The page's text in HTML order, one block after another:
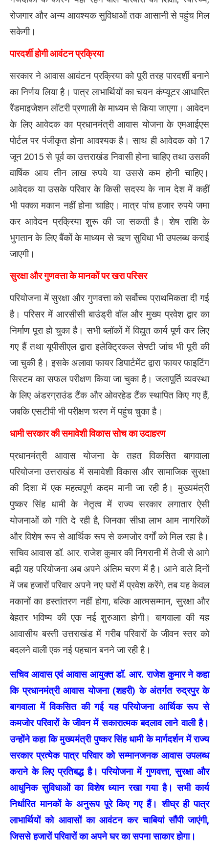
रोजगार और अन्य आवश्यक सुविधाओं तक आसानी से पहुंच मिल
सकेगी।
पारदर्शी होगी आवंटन प्रक्रिया
सरकार ने आवास आवंटन प्रक्रिया को पूरी तरह पारदर्शी बनाने
का निर्णय लिया है। पात्र लाभार्थियों का चयन कंप्यूटर आधारित
रैंडमाइजेशन लॉटरी प्रणाली के माध्यम से किया जाएगा। आवेदन
के लिए आवेदक का प्रधानमंत्री आवास योजना के एमआईएस
पोर्टल पर पंजीकृत होना आवश्यक है। साथ ही आवेदक को 17
जून 2015 से पूर्व का उत्तराखंड निवासी होना चाहिए तथा उसकी
वार्षिक आय तीन लाख रुपये या उससे कम होनी चाहिए।
आवेदक या उसके परिवार के किसी सदस्य के नाम देश में कहीं
भी पक्का मकान नहीं होना चाहिए। मात्र पांच हजार रुपये जमा
कर आवेदन प्रक्रिया शुरू की जा सकती है। शेष राशि के
भुगतान के लिए बैंकों के माध्यम से ऋण सुविधा भी उपलब्ध कराई
जाएगी।
सुरक्षा और गुणवत्ता के मानकों पर खरा परिसर
परियोजना में सुरक्षा और गुणवत्ता को सर्वोच्च प्राथमिकता दी गई
है। परिसर में आरसीसी बाउंड्री वॉल और मुख्य प्रवेश द्वार का
निर्माण पूरा हो चुका है। सभी ब्लॉकों में विद्युत कार्य पूर्ण कर लिए
गए हैं तथा यूपीसीएल द्वारा इलेक्ट्रिकल सेफ्टी जांच भी पूरी की
जा चुकी है। इसके अलावा फायर डिपार्टमेंट द्वारा फायर फाइटिंग
सिस्टम का सफल परीक्षण किया जा चुका है। जलापूर्ति व्यवस्था
के लिए अंडरग्राउंड टैंक और ओवरहेड टैंक स्थापित किए गए हैं,
जबकि एसटीपी भी परीक्षण चरण में पहुंच चुका है।
धामी सरकार की समावेशी विकास सोच का उदाहरण
प्रधानमंत्री आवास योजना के तहत विकसित बागवाला
परियोजना उत्तराखंड में समावेशी विकास और सामाजिक सुरक्षा
की दिशा में एक महत्वपूर्ण कदम मानी जा रही है। मुख्यमंत्री
पुष्कर सिंह धामी के नेतृत्व में राज्य सरकार लगातार ऐसी
योजनाओं को गति दे रही है, जिनका सीधा लाभ आम नागरिकों
और विशेष रूप से आर्थिक रूप से कमजोर वर्गों को मिल रहा है।
सचिव आवास डॉ. आर. राजेश कुमार की निगरानी में तेजी से आगे
बढ़ी यह परियोजना अब अपने अंतिम चरण में है। आने वाले दिनों
में जब हजारों परिवार अपने नए घरों में प्रवेश करेंगे, तब यह केवल
मकानों का हस्तांतरण नहीं होगा, बल्कि आत्मसम्मान, सुरक्षा और
बेहतर भविष्य की एक नई शुरुआत होगी। बागवाला की यह
आवासीय बस्ती उत्तराखंड में गरीब परिवारों के जीवन स्तर को
बदलने वाली एक नई पहचान बनने जा रही है।
सचिव आवास एवं आवास आयुक्त डॉ. आर. राजेश कुमार ने कहा
कि प्रधानमंत्री आवास योजना (शहरी) के अंतर्गत रुद्रपुर के
बागवाला में विकसित की गई यह परियोजना आर्थिक रूप से
कमजोर परिवारों के जीवन में सकारात्मक बदलाव लाने वाली है।
उन्होंने कहा कि मुख्यमंत्री पुष्कर सिंह धामी के मार्गदर्शन में राज्य
सरकार प्रत्येक पात्र परिवार को सम्मानजनक आवास उपलब्ध
कराने के लिए प्रतिबद्ध है। परियोजना में गुणवत्ता, सुरक्षा और
आधुनिक सुविधाओं का विशेष ध्यान रखा गया है। सभी कार्य
निर्धारित मानकों के अनुरूप पूरे किए गए हैं। शीघ्र ही पात्र
लाभार्थियों को आवासों का आवंटन कर चाबियां सौंपी जाएंगी,
जिससे हजारों परिवारों का अपने घर का सपना साकार होगा।